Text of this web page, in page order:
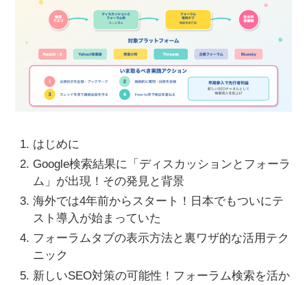
はじめに
Google検索結果に「ディスカッションとフォーラ
ム」が出現！その発見と背景
海外では4年前からスタート！日本でもついにテ
スト導入が始まっていた
フォーラムタブの表示方法と裏ワザ的な活用テク
ニック
新しいSEO対策の可能性！フォーラム検索を活か